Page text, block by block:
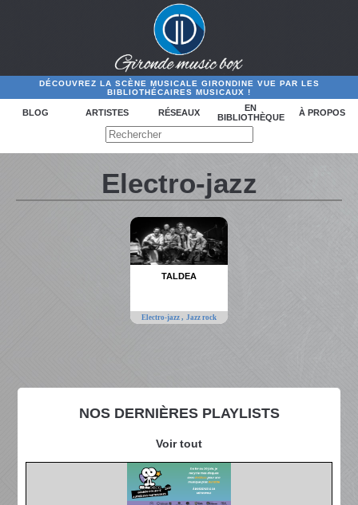
DÉCOUVREZ LA SCÈNE MUSICALE GIRONDINE VUE PAR LES
BIBLIOTHÉCAIRES MUSICAUX !
BLOG ARTISTES RÉSEAUX
EN
BIBLIOTHÈQUE
À PROPOS
NOS DERNIÈRES PLAYLISTS
Voir tout
Electro-jazz
TALDEA
Electro-jazz , Jazz rock